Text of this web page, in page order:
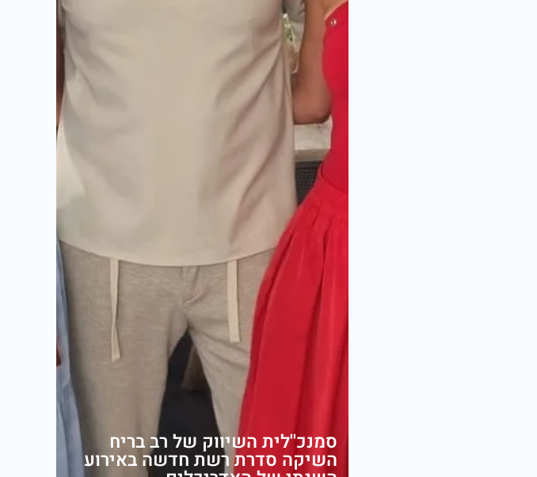
סמנכ''לית השיווק של רב בריח
השיקה סדרת רשת חדשה באירוע